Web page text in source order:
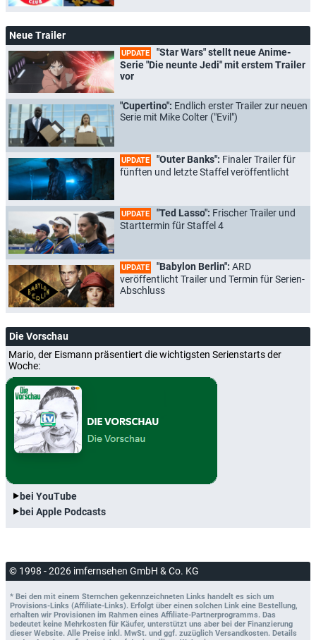
Neue Trailer
UPDATE
"Star Wars" stellt neue Anime-
Serie "Die neunte Jedi" mit erstem Trailer
vor
"Cupertino": Endlich erster Trailer zur neuen
Serie mit Mike Colter ("Evil")
UPDATE "Outer Banks": Finaler Trailer für
fünften und letzte Staffel veröffentlicht
UPDATE "Ted Lasso": Frischer Trailer und
Starttermin für Staffel 4
UPDATE "Babylon Berlin": ARD
veröffentlicht Trailer und Termin für Serien-
Abschluss
Die Vorschau
Mario, der Eismann präsentiert die wichtigsten Serienstarts der
Woche:
bei YouTube
bei Apple Podcasts
© 1998 - 2026 imfernsehen GmbH & Co. KG
* Bei den mit einem Sternchen gekennzeichneten Links handelt es sich um
Provisions-Links (Affiliate-Links). Erfolgt über einen solchen Link eine Bestellung,
erhalten wir Provisionen im Rahmen eines Affiliate-Partnerprogramms. Das
bedeutet keine Mehrkosten für Käufer, unterstützt uns aber bei der Finanzierung
dieser Website. Alle Preise inkl. MwSt. und ggf. zuzüglich Versandkosten. Details